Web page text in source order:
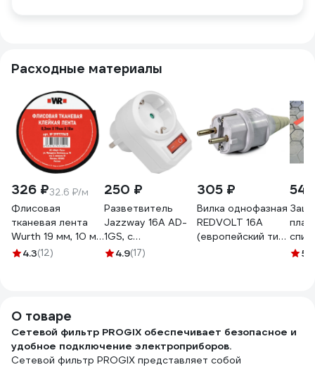
Расходные материалы
326 ₽32.6 ₽/м
Флисовая
тканевая лента
Wurth 19 мм, 10 м
5997719615090 1
4.3(12)
250 ₽
Разветвитель
Jаzzway 16А AD-
1GS, с
заземлением и
4.9(17)
305 ₽
Вилка однофазная
REDVOLT 16А
(европейский тип)
5
О товаре
Сетевой фильтр PROGIX обеспечивает безопасное и
удобное подключение электроприборов.
Сетевой фильтр PROGIX представляет собой